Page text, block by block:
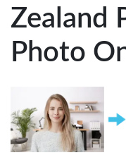
Zealand
Photo